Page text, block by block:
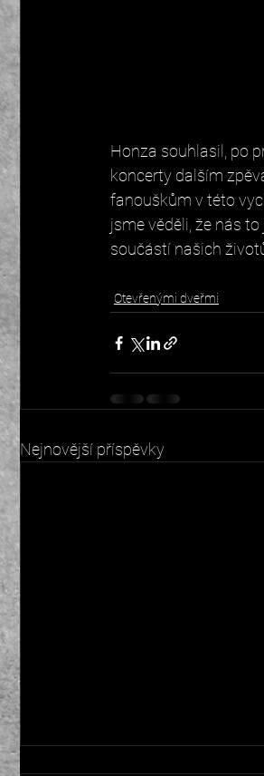
Honza souhlasil, po
koncerty dalším
fanouškům v této
jsme věděli, že nás
součástí našich
Otevřenými dveřmi
Nejnovější příspěvky